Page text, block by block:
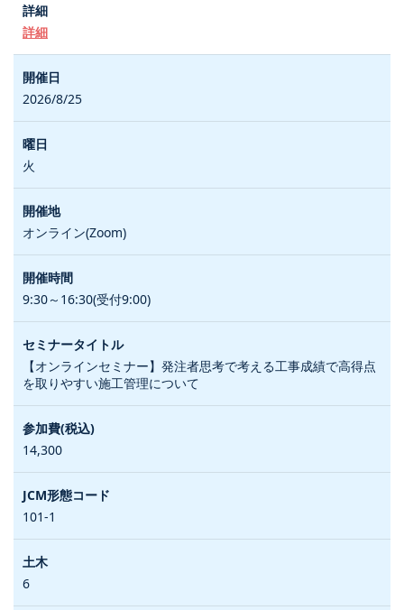
詳細
2026/8/25
火
オンライン(Zoom)
9:30～16:30(受付9:00)
【オンラインセミナー】発注者思考で考える工事成績で高得点
を取りやすい施工管理について
14,300
101-1
6